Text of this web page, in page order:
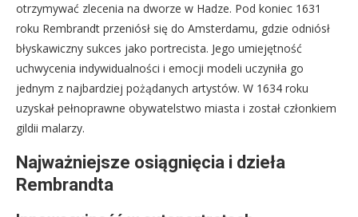
otrzymywać zlecenia na dworze w Hadze. Pod koniec 1631
roku Rembrandt przeniósł się do Amsterdamu, gdzie odniósł
błyskawiczny sukces jako portrecista. Jego umiejętność
uchwycenia indywidualności i emocji modeli uczyniła go
jednym z najbardziej pożądanych artystów. W 1634 roku
uzyskał pełnoprawne obywatelstwo miasta i został członkiem
gildii malarzy.
Najważniejsze osiągnięcia i dzieła
Rembrandta